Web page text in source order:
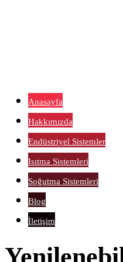
Anasayfa
Hakkımızda
Endüstriyel Sistemler
Isıtma Sistemleri
Soğutma Sistemleri
Blog
İletişim